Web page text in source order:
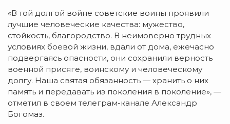
«В той долгой войне советские воины проявили
лучшие человеческие качества: мужество,
стойкость, благородство. В неимоверно трудных
условиях боевой жизни, вдали от дома, ежечасно
подвергаясь опасности, они сохранили верность
военной присяге, воинскому и человеческому
долгу. Наша святая обязанность — хранить о них
память и передавать из поколения в поколение», —
отметил в своем телеграм-канале Александр
Богомаз.